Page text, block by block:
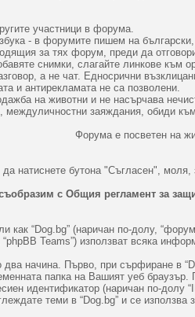
участници в форума.
- в форумите пишем на български,
за тях форум, преди да
снимки, слагайте линкове към
а не чат. Едносрични
и антирекламата не са позволени.
на животни и не насърчава
междуличностни заяждания, обиди
Форума е посветен на
да натиснете бутона "Съгласен",
с Общия регламент за
как “Dog.bg” (наричан по-долу,
“phpBB Teams”) използват всяка
начина. Първо, при сърфиране в
папка на Вашият уеб
идентификатор (наричан по-
теми в “Dog.bg” и се